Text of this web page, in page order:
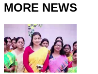
MORE NEWS